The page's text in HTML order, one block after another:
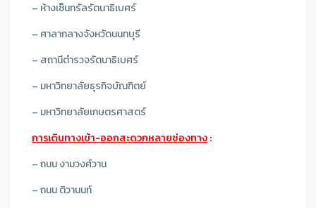
– ห้างเซ็นทรัลรัตนาธิเบศร์
– ศาลากลางจังหวัดนนทบุรี
– สถานีตำรวจรัตนาธิเบศร์
– มหาวิทยาลัยธุรกิจบัณฑิตย์
– มหาวิทยาลัยเกษตรศาสตร์
การเดินทางเข้า-ออกสะดวกหลายช่องทาง:
–ถนน งามวงศ์วาน
– ถนน ติวานนท์